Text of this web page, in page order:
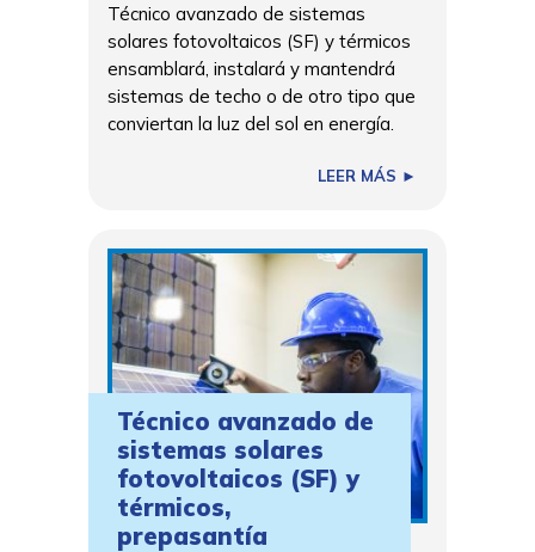
Técnico avanzado de sistemas
solares fotovoltaicos (SF) y térmicos
ensamblará, instalará y mantendrá
sistemas de techo o de otro tipo que
conviertan la luz del sol en energía.
LEER MÁS ►
Técnico avanzado de
sistemas solares
fotovoltaicos (SF) y
térmicos,
prepasantía